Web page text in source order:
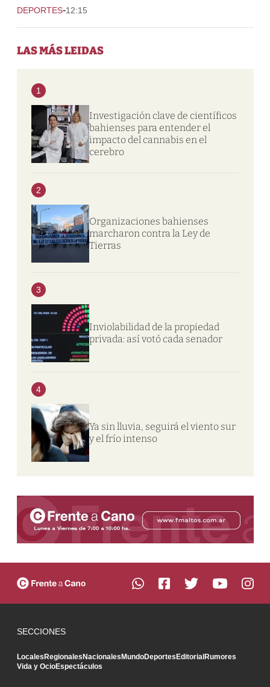
DEPORTES-12:15
LAS MÁS LEIDAS
1
Investigación clave de científicos
bahienses para entender el
impacto del cannabis en el
cerebro
2
Organizaciones bahienses
marcharon contra la Ley de
Tierras
3
Inviolabilidad de la propiedad
privada: así votó cada senador
4
Ya sin lluvia, seguirá el viento sur
y el frío intenso
SECCIONES
Locales Regionales Nacionales MundoDeportes Editorial Rumores
Vida y OcioEspectáculos